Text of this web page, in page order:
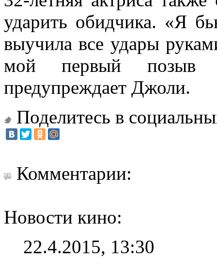
ударить обидчика. «Я
выучила все удары
мой первый
предупреждает Джоли.
Поделитесь в
Комментарии:
Новости кино:
22.4.2015, 13:30